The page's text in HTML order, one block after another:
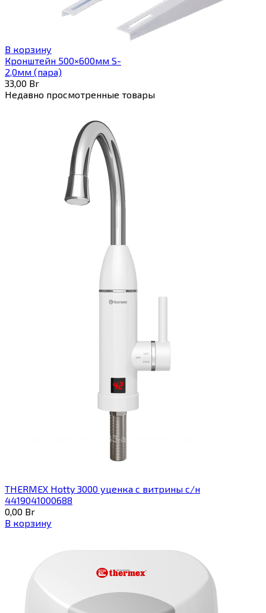
В корзину
Кронштейн 500×600мм S-
2,0мм (пара)
33,00 Br
Недавно просмотренные товары
THERMEX Hotty 3000 уценка с витрины с/н
4419041000688
0,00 Br
В корзину